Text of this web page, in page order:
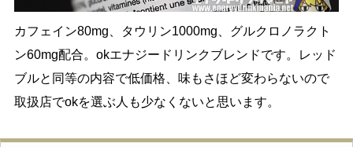
カフェイン80mg、タウリン1000mg、グルクロノラクト
ン60mg配合。okエナジードリンクブレンドです。レッド
ブルと同等の内容で低価格、味もさほど変わらないので
取扱店でokを選ぶ人も少なくないと思います。